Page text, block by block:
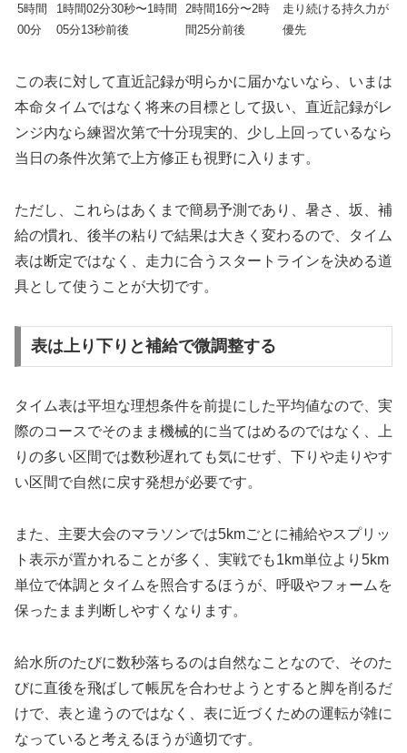
5時間
00分
1時間02分30秒〜1時間
05分13秒前後
2時間16分〜2時
間25分前後
走り続ける持久力が
優先
この表に対して直近記録が明らかに届かないなら、いまは
本命タイムではなく将来の目標として扱い、直近記録がレ
ンジ内なら練習次第で十分現実的、少し上回っているなら
当日の条件次第で上方修正も視野に入ります。
ただし、これらはあくまで簡易予測であり、暑さ、坂、補
給の慣れ、後半の粘りで結果は大きく変わるので、タイム
表は断定ではなく、走力に合うスタートラインを決める道
具として使うことが大切です。
表は上り下りと補給で微調整する
タイム表は平坦な理想条件を前提にした平均値なので、実
際のコースでそのまま機械的に当てはめるのではなく、上
りの多い区間では数秒遅れても気にせず、下りや走りやす
い区間で自然に戻す発想が必要です。
また、主要大会のマラソンでは5kmごとに補給やスプリッ
ト表示が置かれることが多く、実戦でも1km単位より5km
単位で体調とタイムを照合するほうが、呼吸やフォームを
保ったまま判断しやすくなります。
給水所のたびに数秒落ちるのは自然なことなので、そのた
びに直後を飛ばして帳尻を合わせようとすると脚を削るだ
けで、表と違うのではなく、表に近づくための運転が雑に
なっていると考えるほうが適切です。